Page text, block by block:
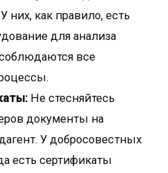
них, как правило, есть
для анализа
все
Не стесняйтесь
документы на
У добросовестных
есть сертификаты